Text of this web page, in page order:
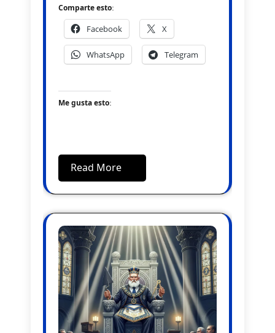
Comparte esto:
Facebook X
WhatsApp Telegram
Me gusta esto:
Read More